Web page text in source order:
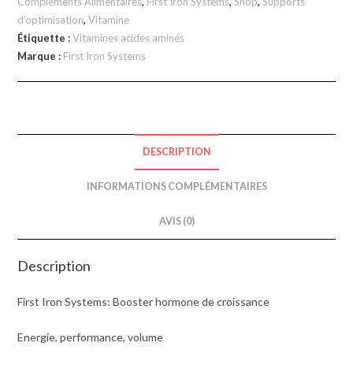
d'optimisation,Vitamine
Étiquette :Vitamines acides aminés
Marque : First Iron Systems
DESCRIPTION
INFORMATIONS COMPLÉMENTAIRES
AVIS (0)
Description
First Iron Systems: Booster hormone de croissance
Energie, performance, volume